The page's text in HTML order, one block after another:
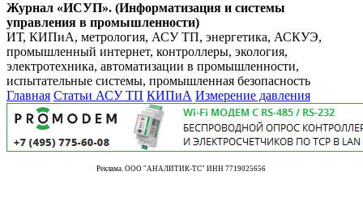
Журнал «ИСУП». (Информатизация и системы
управления в промышленности)
ИТ, КИПиА, метрология, АСУ ТП, энергетика, АСКУЭ,
промышленный интернет, контроллеры, экология,
электротехника, автоматизации в промышленности,
испытательные системы, промышленная безопасность
Главная Статьи АСУ ТП КИПиА Измерение давления
Реклама. ООО "АНАЛИТИК-ТС" ИНН 7719025656